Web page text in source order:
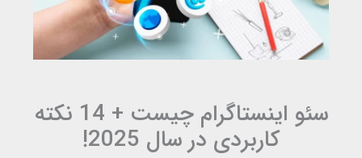
سئو اینستاگرام چیست + 14 نکته
کاربردی در سال 2025!